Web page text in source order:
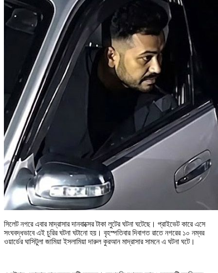
সিলেট নগরে এবার মাদ্রাসার দানবাক্সের টাকা লুটের ঘটনা ঘটেছে। প্রাইভেট কারে এসে
সংঘবদ্ধভাবে এই চুরির ঘটনা ঘটানো হয়। বৃহস্পতিবার দিবাগত রাতে নগরের ১০ নম্বর
ওয়ার্ডের ঘাসিটুলা জামিয়া ইসলামিয়া দারুল কুরআন মাদ্রাসার সামনে এ ঘটনা ঘটে।